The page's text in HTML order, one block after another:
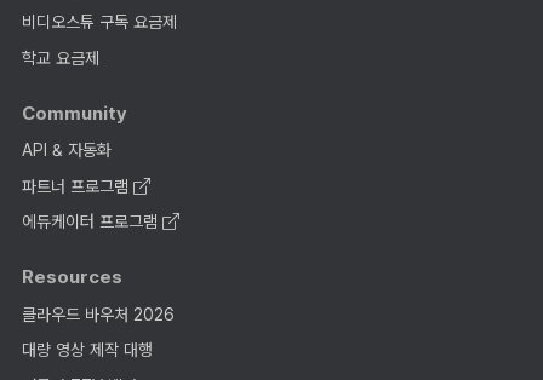
비디오스튜 구독 요금제
학교 요금제
Community
API & 자동화
파트너 프로그램
에듀케이터 프로그램
Resources
클라우드 바우처 2026
대량 영상 제작 대행